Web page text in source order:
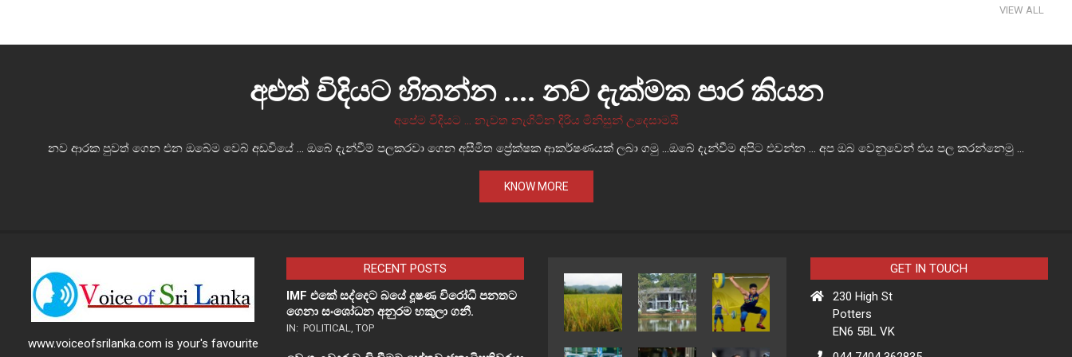
අළුත් විදියට හිතන්න .... නව දැක්මක පාර කියන
අපේම විදියට ... නැවත නැගිටින දිරිය මිනිසුන් උදෙසාමයි
නව ආරක පුවත් ගෙන එන ඔබේම වෙබ් අඩවියේ ... ඔබේ දැන්වීම් පලකරවා ගෙන අසීමිත ප්‍රේක්ෂක ආකර්ෂණයක් ලබා ගමු ...ඔබේ දැන්වීම අපිට එවන්න ... අප ඔබ වෙනුවෙන් එය පල කරන්නෙමු ...
KNOW MORE
RECENT POSTS
IMF එකේ සද්දෙට බයේ දූෂණ විරෝධී පනතට
ගෙනා සංශෝධන අනුරම හකුලා ගනී.
230 High St
Potters
EN6 5BL VK